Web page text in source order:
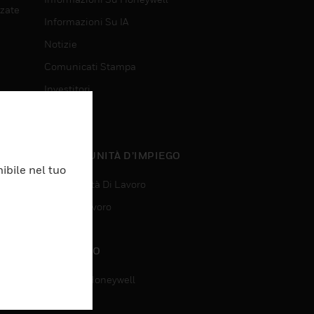
Informazioni Su IA
Notizie
Comunicati Stampa
Investitori
OPPORTUNITÀ D’IMPIEGO
Opportunità Di Lavoro
Ricerca Lavoro
CONTATTO
Contatta Honeywell
nel tuo